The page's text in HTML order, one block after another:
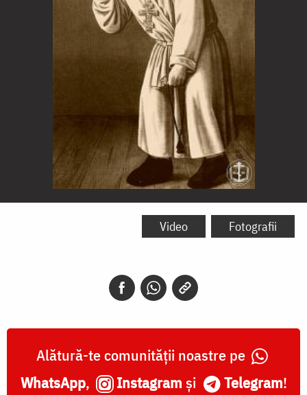
Sfântul
Video Fotografii
Alătură-te comunității noastre pe
WhatsApp, Instagram și Telegram!